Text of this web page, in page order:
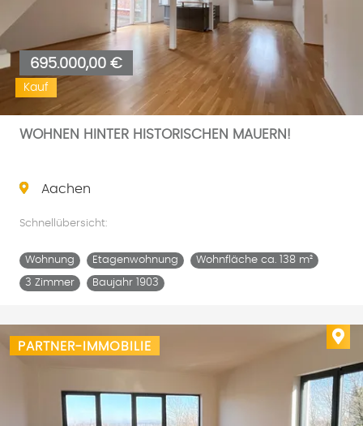
695.000,00 €
Kauf
WOHNEN HINTER HISTORISCHEN MAUERN!
Aachen
Schnellübersicht:
Wohnung Etagenwohnung Wohnfläche ca. 138 m²
3 Zimmer Baujahr 1903
PARTNER-IMMOBILIE